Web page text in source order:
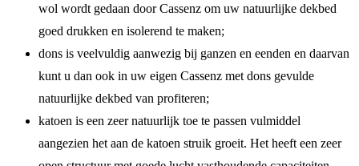
wol wordt gedaan door Cassenz om uw natuurlijke dekbed
goed drukken en isolerend te maken;
dons is veelvuldig aanwezig bij ganzen en eenden en daarvan
kunt u dan ook in uw eigen Cassenz met dons gevulde
natuurlijke dekbed van profiteren;
katoen is een zeer natuurlijk toe te passen vulmiddel
aangezien het aan de katoen struik groeit. Het heeft een zeer